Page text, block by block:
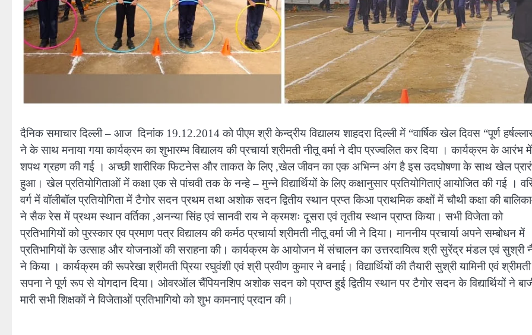
दैनिक समाचार दिल्ली – आज दिनांक 19.12.2014 को पीएम श्री केन्द्रीय विद्यालय शाहदरा दिल्ली में “वार्षिक खेल दिवस “पूर्ण
ने के साथ मनाया गया कार्यक्रम का शुभारम्भ विद्यालय की प्रचार्या श्रीमती नीतू वर्मा ने दीप प्रज्वलित कर दिया । कार्यक्रम के आरंभ में
शपथ ग्रहण की गई । अच्छी शारीरिक फिटनेस और ताकत के लिए ,खेल जीवन का एक अभिन्न अंग है इस उदघोषणा के साथ खेल
हुआ। खेल प्रतियोगिताओं में कक्षा एक से पांचवी तक के नन्हे – मुन्ने विद्यार्थियों के लिए कक्षानुसार प्रतियोगिताएं आयोजित की गई ।
वर्ग में वॉलीबॉल प्रतियोगिता में टैगोर सदन प्रथम तथा अशोक सदन द्वितीय स्थान प्रप्त किआ प्राथमिक कक्षों में चौथी कक्षा की
ने सैक रेस में प्रथम स्थान वर्तिका ,अनन्या सिंह एवं सानवी राय ने क्रमशः दूसरा एवं तृतीय स्थान प्राप्त किया। सभी विजेता को
प्रतिभागियों को पुरस्कार एव प्रमाण पत्र विद्यालय की कर्मठ प्रचार्या श्रीमती नीतू वर्मा जी ने दिया। माननीय प्रचार्या अपने सम्बोधन में
प्रतिभागियों के उत्साह और योजनाओं की सराहना की। कार्यक्रम के आयोजन में संचालन का उत्तरदायित्व श्री सुरेंद्र मंडल एवं सुश्री
ने किया । कार्यक्रम की रूपरेखा श्रीमती प्रिया रघुवंशी एवं श्री प्रवीण कुमार ने बनाई। विद्यार्थियों की तैयारी सुश्री यामिनी एवं श्रीमती
सपना ने पूर्ण रूप से योगदान दिया। ओवरऑल चैंपियनशिप अशोक सदन को प्राप्त हुई द्वितीय स्थान पर टैगोर सदन के विद्यार्थियों ने
मारी सभी शिक्षकों ने विजेताओं प्रतिभागियो को शुभ कामनाएं प्रदान की।